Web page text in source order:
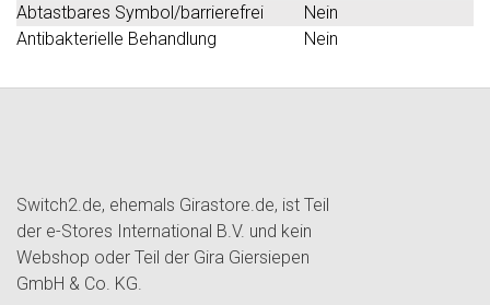
Abtastbares Symbol/barrierefrei
Nein
Antibakterielle Behandlung
Nein
Switch2.de, ehemals Girastore.de, ist Teil
der e-Stores International B.V. und kein
Webshop oder Teil der Gira Giersiepen
GmbH & Co. KG.